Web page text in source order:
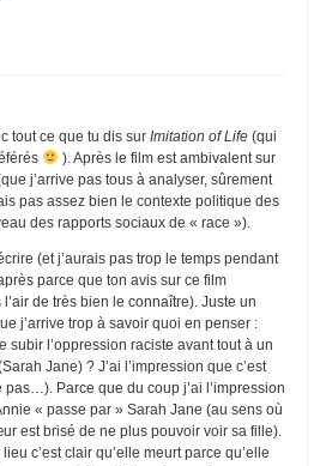
tout ce que tu dis sur Imitation of Life (qui
). Après le film est ambivalent sur
j’arrive pas tous à analyser, sûrement
pas assez bien le contexte politique des
des rapports sociaux de « race »).
(et j’aurais pas trop le temps pendant
parce que ton avis sur ce film
de très bien le connaître). Juste un
j’arrive trop à savoir quoi en penser :
subir l’oppression raciste avant tout à un
Jane) ? J’ai l’impression que c’est
pas…). Parce que du coup j’ai l’impression
« passe par » Sarah Jane (au sens où
est brisé de ne plus pouvoir voir sa fille).
c’est clair qu’elle meurt parce qu’elle